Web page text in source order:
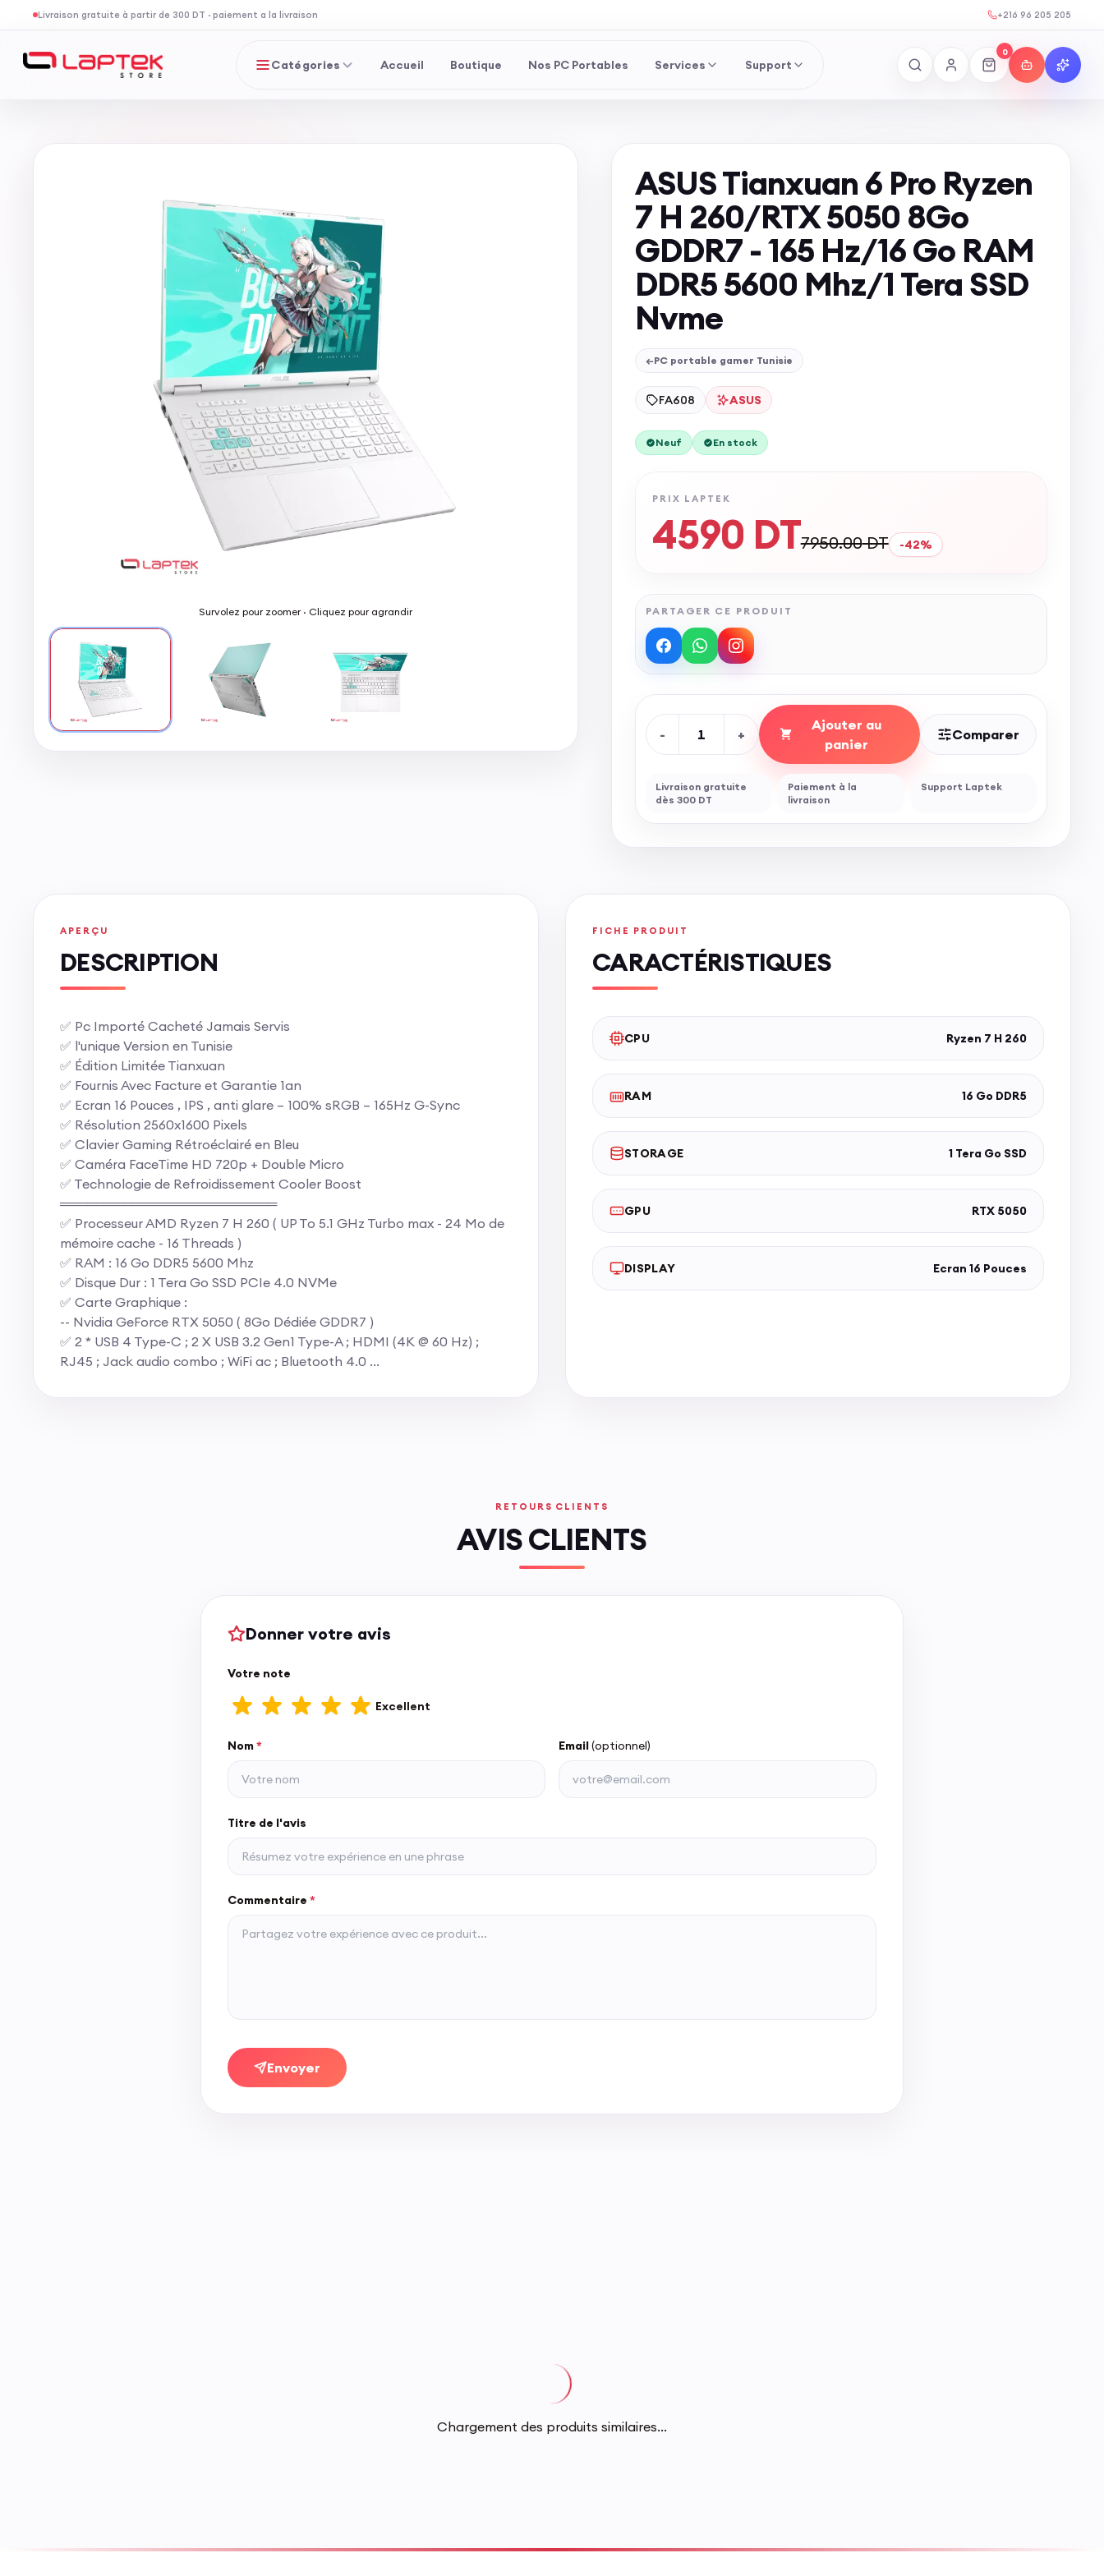
Livraison gratuite à partir de 300 DT · paiement a la livraison +216 96 205 205
Catégories Accueil Boutique Nos PC Portables Services Support
0
Survolez pour zoomer · Cliquez pour agrandir
ASUS Tianxuan 6 Pro Ryzen
7 H 260/RTX 5050 8Go
GDDR7 - 165 Hz/16 Go RAM
DDR5 5600 Mhz/1 Tera SSD
Nvme
←PC portable gamer Tunisie
FA608 ASUS
Neuf En stock
PRIX LAPTEK
4590 DT7950.00DT -42%
PARTAGER CE PRODUIT
- 1 +
Ajouter au
panier
Comparer
Livraison gratuite
dès 300 DT
Paiement à la
livraison
Support Laptek
APERÇU
DESCRIPTION
✅ Pc Importé Cacheté Jamais Servis
✅️ l'unique Version en Tunisie
✅️ Édition Limitée Tianxuan
✅ Fournis Avec Facture et Garantie 1an
✅ Ecran 16 Pouces , IPS , anti glare – 100% sRGB – 165Hz G-Sync
✅ Résolution 2560x1600 Pixels
✅ Clavier Gaming Rétroéclairé en Bleu
✅ Caméra FaceTime HD 720p + Double Micro
✅ Technologie de Refroidissement Cooler Boost
════════════════════════
✅ Processeur AMD Ryzen 7 H 260 ( UP To 5.1 GHz Turbo max - 24 Mo de
mémoire cache - 16 Threads )
✅ RAM : 16 Go DDR5 5600 Mhz
✅ Disque Dur : 1 Tera Go SSD PCIe 4.0 NVMe
✅ Carte Graphique :
-- Nvidia GeForce RTX 5050 ( 8Go Dédiée GDDR7 )
✅ 2 * USB 4 Type-C ; 2 X USB 3.2 Gen1 Type-A ; HDMI (4K @ 60 Hz) ;
RJ45 ; Jack audio combo ; WiFi ac ; Bluetooth 4.0 ...
FICHE PRODUIT
CARACTÉRISTIQUES
CPU Ryzen 7 H 260
RAM 16 Go DDR5
STORAGE 1 Tera Go SSD
GPU RTX 5050
DISPLAY Ecran 16 Pouces
RETOURS CLIENTS
AVIS CLIENTS
Donner votre avis
Votre note
Excellent
Nom* Email(optionnel)
Titre de l'avis
Commentaire *
Envoyer
Chargement des produits similaires...